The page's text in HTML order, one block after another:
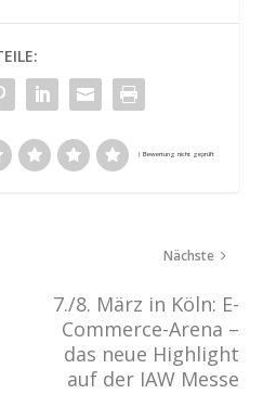
Nächste
7./8. März in Köln: E-
Commerce-Arena –
das neue Highlight
auf der IAW Messe